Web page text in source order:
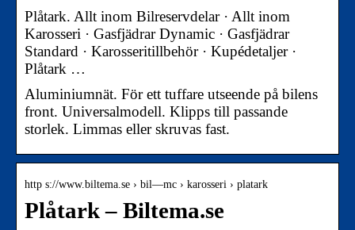
Plåtark. Allt inom Bilreservdelar · Allt inom
Karosseri · Gasfjädrar Dynamic · Gasfjädrar
Standard · Karosseritillbehör · Kupédetaljer ·
Plåtark …
Aluminiumnät. För ett tuffare utseende på bilens
front. Universalmodell. Klipps till passande
storlek. Limmas eller skruvas fast.
http s://www.biltema.se › bil—mc › karosseri › platark
Plåtark – Biltema.se